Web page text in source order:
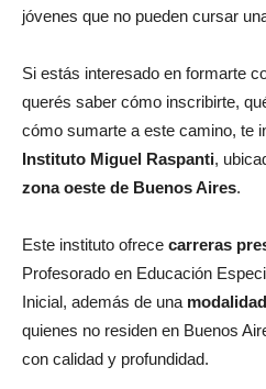
jóvenes que no pueden cursar
Si estás interesado en formarte
querés saber cómo inscribirte,
cómo sumarte a este camino, te
Instituto Miguel Raspanti,
zona oeste de Buenos Aires.
Este instituto ofrece carreras
Profesorado en Educación
Inicial, además de una
quienes no residen en Buenos
con calidad y profundidad.